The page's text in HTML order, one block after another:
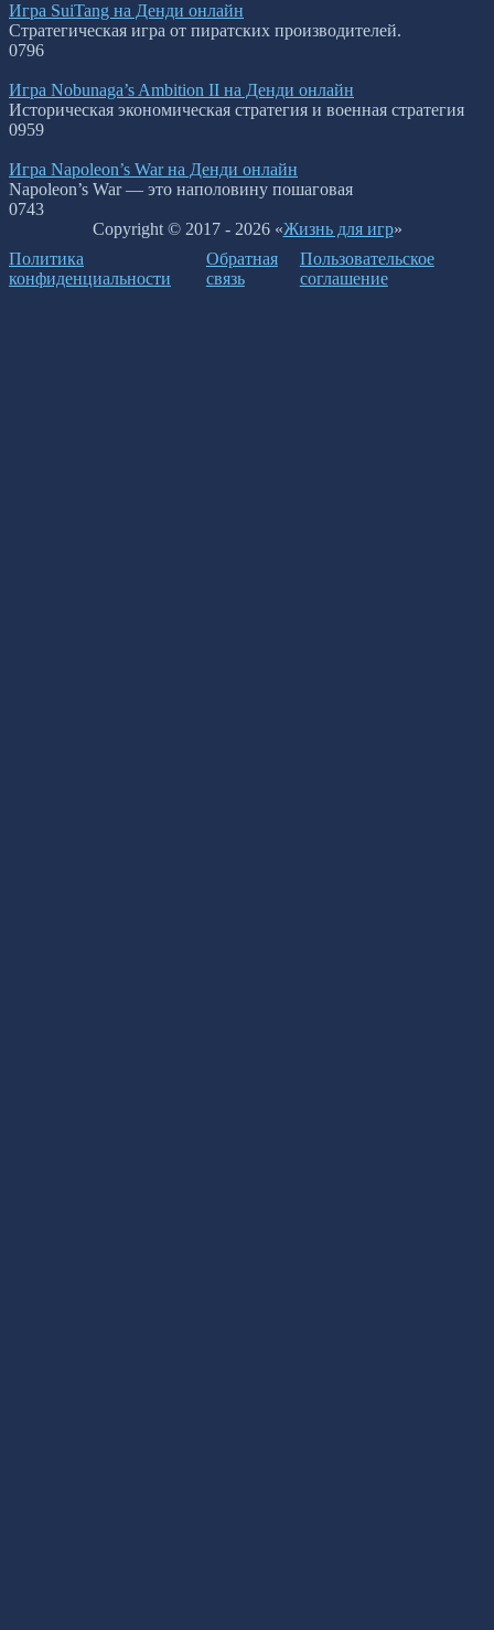
Игра SuiTang на Денди онлайн
Стратегическая игра от пиратских производителей.
0796
Игра Nobunaga’s Ambition II на Денди онлайн
Историческая экономическая стратегия и военная стратегия
0959
Игра Napoleon’s War на Денди онлайн
Napoleon’s War — это наполовину пошаговая
0743
Copyright © 2017 - 2026 «Жизнь для игр»
Политика
конфиденциальности
Обратная
связь
Пользовательское
соглашение